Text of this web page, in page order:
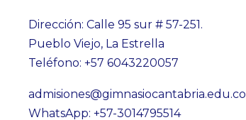
Dirección: Calle 95 sur # 57-251.
Pueblo Viejo, La Estrella
Teléfono: +57 6043220057
admisiones@gimnasiocantabria.edu.co
WhatsApp: +57-3014795514